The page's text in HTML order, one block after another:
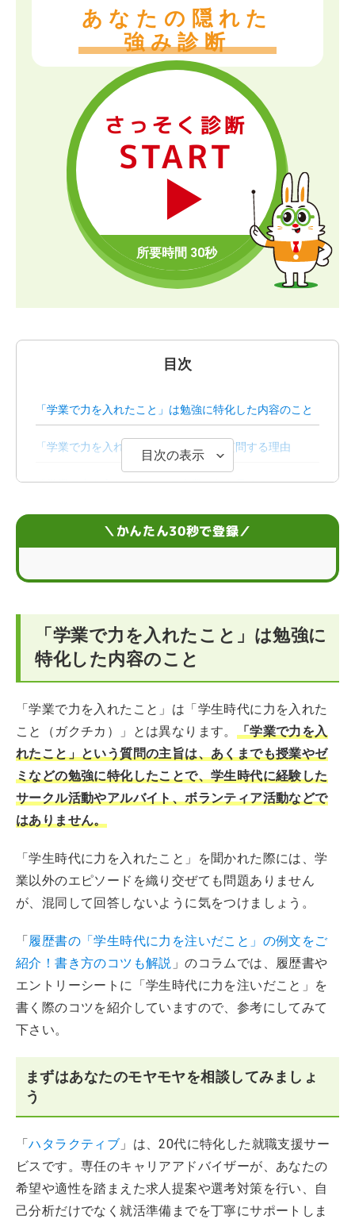
あなたの隠れた
強み診断
さっそく診断
START
目次
「学業で力を入れたこと」は勉強に特化した内容のこと
「学業で力を入れたこと」を企業側が質問する理由
「学業で力を入れたこと」で企業は何を見るのか
「学業で力を入れたこと」の6つの例文
「学業で力を入れたこと」NG例文
「学業で力を入れたこと」が分からない場合
学業で力を入れたことに関するQ＆A
目次の表示
＼かんたん30秒で登録／
「学業で力を入れたこと」は勉強に
特化した内容のこと
「学業で力を入れたこと」は「学生時代に力を入れた
こと（ガクチカ）」とは異なります。 「学業で力を入
れたこと」という質問の主旨は、あくまでも授業やゼ
ミなどの勉強に特化したことで、学生時代に経験した
サークル活動やアルバイト、ボランティア活動などで
はありません。
「学生時代に力を入れたこと」を聞かれた際には、学
業以外のエピソードを織り交ぜても問題ありません
が、混同して回答しないように気をつけましょう。
「履歴書の「学生時代に力を注いだこと」の例文をご
紹介！書き方のコツも解説 」のコラムでは、履歴書や
エントリーシートに「学生時代に力を注いだこと」を
書く際のコツを紹介していますので、参考にしてみて
下さい。
まずはあなたのモヤモヤを相談してみましょ
う
「ハタラクティブ 」は、20代に特化した就職支援サー
ビスです。専任のキャリアアドバイザーが、あなたの
希望や適性を踏まえた求人提案や選考対策を行い、自
己分析だけでなく就活準備までを丁寧にサポートしま